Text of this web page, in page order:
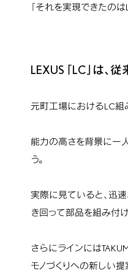
「それを実現できたの
LEXUS 「LC」は
元町工場におけるLC組
能力の高さを背景に一
う。
実際に見ていると、迅
き回って部品を組み付
さらにラインには
モノづくりへの新しい提